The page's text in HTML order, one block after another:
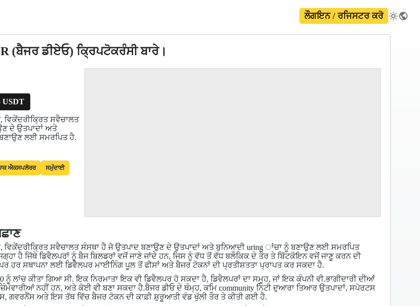
ਲੌਗਇਨ / ਰਜਿਸਟਰ ਕਰੋ
(ਬੈਜਰ ਡੀਏਓ) ਕ੍ਰਿਪਟੋਕਰੰਸੀ ਬਾਰੇ।
USDT
ਸਵੈਚਾਲਤ
ਦੇ ਉਤਪਾਦਾਂ ਅਤੇ
ਲਈ ਸਮਰਪਿਤ ਹੈ.
ਐਕਸਪਲੋਰਰ ਸਮੁੰਦਾਈ
ਵਿਕੇਂਦਰੀਕ੍ਰਿਤ ਸਵੈਚਾਲਤ ਸੰਸਥਾ ਹੈ ਜੋ ਉਤਪਾਦ ਬਣਾਉਣ ਦੇ ਉਤਪਾਦਾਂ ਅਤੇ ਬੁਨਿਆਦੀ uring ਾਂਚਾ ਨੂੰ ਬਣਾਉਣ ਲਈ ਸਮਰਪਿਤ
ਹੈ ਜਿੱਥੇ ਡਿਵੈਲਪਰਾਂ ਨੂੰ ਬੈਜ ਬਿਲਡਰਾਂ ਵਜੋਂ ਜਾਣੇ ਜਾਂਦੇ ਹਨ, ਜਿਸ ਨੂੰ ਵੱਧ ਤੋਂ ਵੱਧ ਬਲੌਕਿਕ ਦੇ ਤੌਰ ਤੇ ਬਿੱਟਕੋਇਨ ਵਜੋਂ ਜਾਣੂ ਕਰਨ ਦੀ
ਹਰ ਸਥਾਪਨਾ ਲਈ ਡਿਵੈਲਪਰ ਮਾਈਨਿੰਗ ਪੂਲ ਤੋਂ ਫੀਸਾਂ ਅਤੇ ਬੈਜਰ ਟੋਕਨਾਂ ਦੀ ਪ੍ਰਤੀਸ਼ਤਤਾ ਪ੍ਰਾਪਤ ਕਰ ਸਕਦਾ ਹੈ.
ਨੂੰ ਲਾਂਚ ਕੀਤਾ ਗਿਆ ਸੀ. ਇਕ ਨਿਰਮਾਤਾ ਇਕ ਵੀ ਡਿਵੈਲਪਰ ਹੋ ਸਕਦਾ ਹੈ, ਡਿਵੈਲਪਰਾਂ ਦਾ ਸਮੂਹ, ਜਾਂ ਇਕ ਕੰਪਨੀ ਵੀ.ਭਾਗੀਦਾਰੀ ਦੀਆਂ
ਨਹੀਂ ਹਨ, ਅਤੇ ਕੋਈ ਵੀ ਬਣਾ ਸਕਦਾ ਹੈ.ਬੈਜਰ ਡੀਓ ਦੇ ਥੰਮ੍ਹ, ਕਮਿ community ਨਿਟੀ ਦੁਆਰਾ ਤਿਆਰ ਉਤਪਾਦਾਂ, ਸਪੋਰਟਸ
ਗਵਰਨੈਂਸ ਅਤੇ ਇਸ ਤੱਥ ਵਿੱਚ ਬੈਜਰ ਟੋਕਨ ਦੀ ਕਾਫ਼ੀ ਸ਼ੁਰੂਆਤੀ ਵੰਡ ਖੁੱਲੀ ਤੌਰ ਤੇ ਕੀਤੀ ਗਈ ਹੈ.